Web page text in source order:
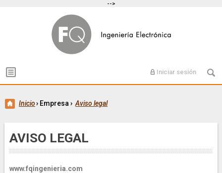
-->
Iniciar sesión
Inicio› Empresa › Aviso legal
AVISO LEGAL
www.fqingenieria.com